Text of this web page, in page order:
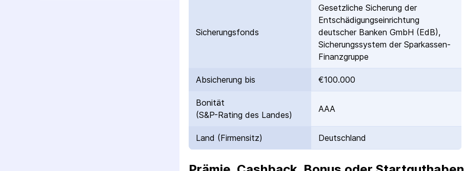
Sicherungs­fonds
Gesetzliche Sicherung der
Entschädigungs­einrichtung
deutscher Banken GmbH (EdB),
Sicherungssystem der Sparkassen-
Finanzgruppe
Absicherung bis €100.000
Bonität
(S&P-Rating des Landes)
AAA
Land (Firmensitz) Deutschland